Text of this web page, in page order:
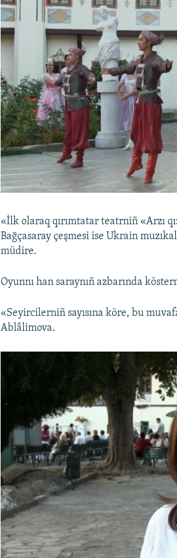
«İlk olaraq qırımtatar teatrniñ «Arzı
Bağçasaray çeşmesi ise Ukrain
müdire.
Oyunnı han saraynıñ azbarında
«Seyircilerniñ sayısına köre, bu
Ablâlimova.